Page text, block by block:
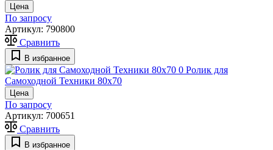
Цена
По запросу
Артикул: 790800
Сравнить
В избранное
0 Ролик для
Самоходной Техники 80х70
Цена
По запросу
Артикул: 700651
Сравнить
В избранное